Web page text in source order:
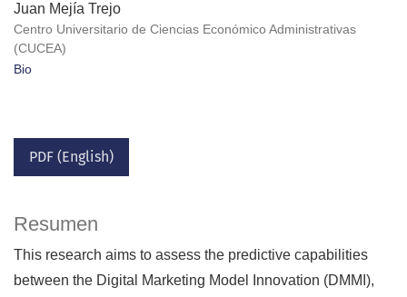
Juan Mejía Trejo
Centro Universitario de Ciencias Económico Administrativas
(CUCEA)
Bio
PDF (English)
Resumen
This research aims to assess the predictive capabilities
between the Digital Marketing Model Innovation (DMMI),